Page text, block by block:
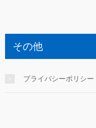
その他
プライバシーポリシー